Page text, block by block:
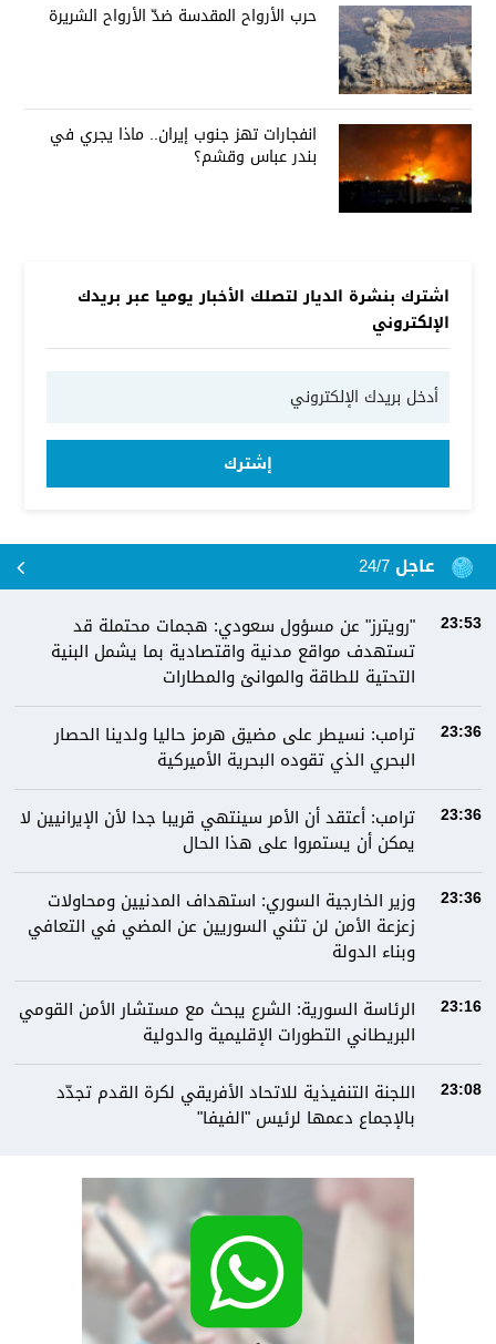
حرب الأرواح المقدسة ضدّ الأرواح الشريرة
انفجارات تهز جنوب إيران.. ماذا يجري في
بندر عباس وقشم؟
اشترك بنشرة الديار لتصلك الأخبار يوميا عبر بريدك
الإلكتروني
إشترك
عاجل 24/7
23:53
"رويترز" عن مسؤول سعودي: هجمات محتملة قد
تستهدف مواقع مدنية واقتصادية بما يشمل البنية
التحتية للطاقة والموانئ والمطارات
23:36
ترامب: نسيطر على مضيق هرمز حاليا ولدينا الحصار
البحري الذي تقوده البحرية الأميركية
23:36
ترامب: أعتقد أن الأمر سينتهي قريبا جدا لأن الإيرانيين لا
يمكن أن يستمروا على هذا الحال
23:36
وزير الخارجية السوري: استهداف المدنيين ومحاولات
زعزعة الأمن لن تثني السوريين عن المضي في التعافي
وبناء الدولة
23:16
الرئاسة السورية: الشرع يبحث مع مستشار الأمن القومي
البريطاني التطورات الإقليمية والدولية
23:08
اللجنة التنفيذية للاتحاد الأفريقي لكرة القدم تجدّد
بالإجماع دعمها لرئيس "الفيفا"